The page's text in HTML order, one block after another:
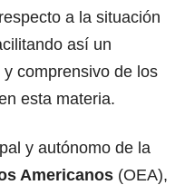
a la situación
así un
comprensivo de los
esta materia.
y autónomo de la
Americanos (OEA),